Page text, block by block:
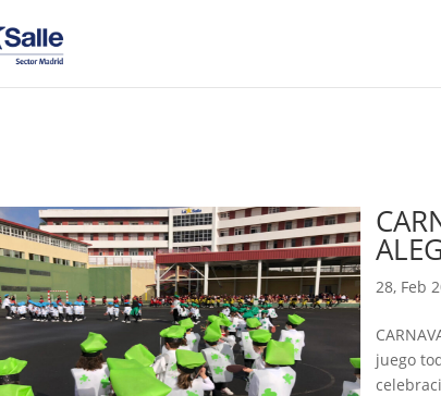
28, Feb
juego